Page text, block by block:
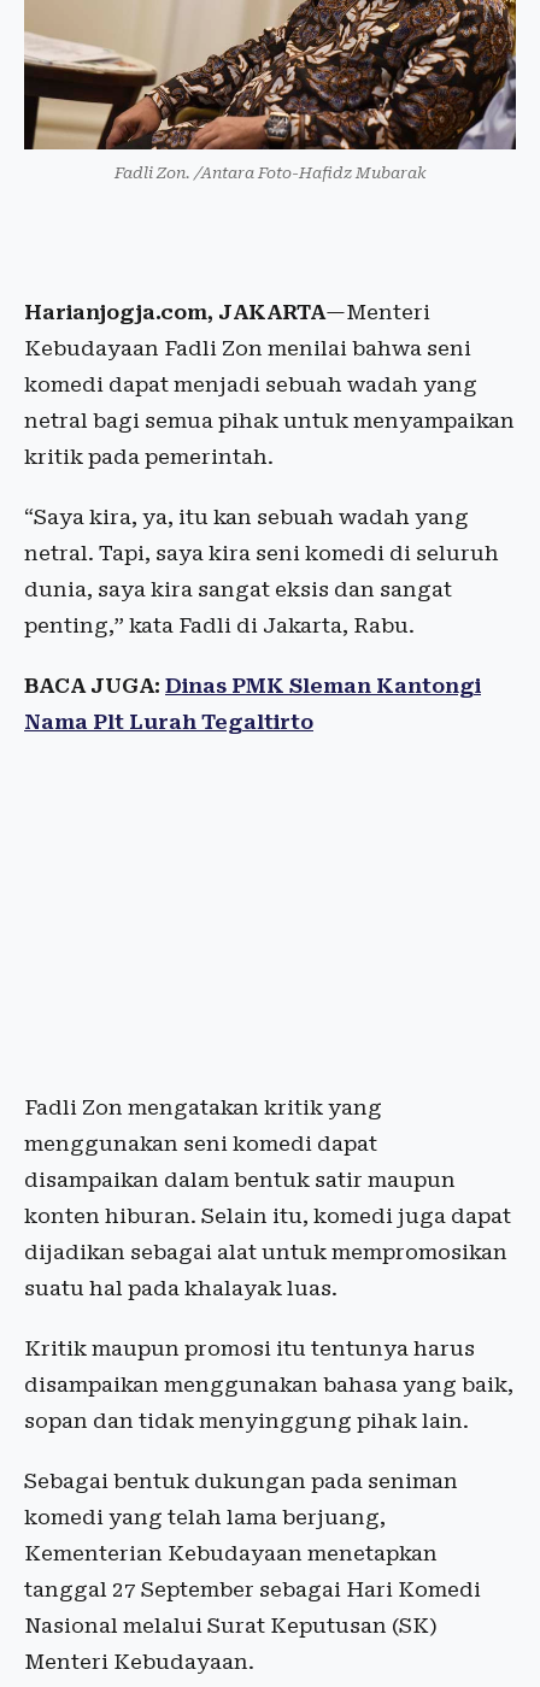
Fadli Zon. /Antara Foto-Hafidz Mubarak
Harianjogja.com, JAKARTA—Menteri
Kebudayaan Fadli Zon menilai bahwa seni
komedi dapat menjadi sebuah wadah yang
netral bagi semua pihak untuk menyampaikan
kritik pada pemerintah.
“Saya kira, ya, itu kan sebuah wadah yang
netral. Tapi, saya kira seni komedi di seluruh
dunia, saya kira sangat eksis dan sangat
penting,” kata Fadli di Jakarta, Rabu.
BACA JUGA: Dinas PMK Sleman Kantongi
Nama Plt Lurah Tegaltirto
Fadli Zon mengatakan kritik yang
menggunakan seni komedi dapat
disampaikan dalam bentuk satir maupun
konten hiburan. Selain itu, komedi juga dapat
dijadikan sebagai alat untuk mempromosikan
suatu hal pada khalayak luas.
Kritik maupun promosi itu tentunya harus
disampaikan menggunakan bahasa yang baik,
sopan dan tidak menyinggung pihak lain.
Sebagai bentuk dukungan pada seniman
komedi yang telah lama berjuang,
Kementerian Kebudayaan menetapkan
tanggal 27 September sebagai Hari Komedi
Nasional melalui Surat Keputusan (SK)
Menteri Kebudayaan.